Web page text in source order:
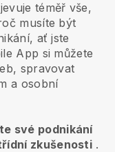
téměř vše,
musíte být
ať jste
App si můžete
spravovat
a osobní
své podnikání
zkušenosti .